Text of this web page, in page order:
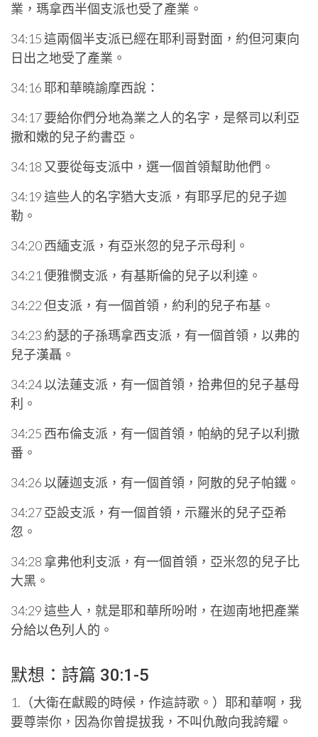
業，瑪拿西半個支派也受了產業。
34:15 這兩個半支派已經在耶利哥對面，約但河東向
日出之地受了產業。
34:16 耶和華曉諭摩西說：
34:17 要給你們分地為業之人的名字，是祭司以利亞
撒和嫩的兒子約書亞。
34:18 又要從每支派中，選一個首領幫助他們。
34:19 這些人的名字猶大支派，有耶孚尼的兒子迦
勒。
34:20 西緬支派，有亞米忽的兒子示母利。
34:21 便雅憫支派，有基斯倫的兒子以利達。
34:22 但支派，有一個首領，約利的兒子布基。
34:23 約瑟的子孫瑪拿西支派，有一個首領，以弗的
兒子漢聶。
34:24 以法蓮支派，有一個首領，拾弗但的兒子基母
利。
34:25 西布倫支派，有一個首領，帕納的兒子以利撒
番。
34:26 以薩迦支派，有一個首領，阿散的兒子帕鐵。
34:27 亞設支派，有一個首領，示羅米的兒子亞希
忽。
34:28 拿弗他利支派，有一個首領，亞米忽的兒子比
大黑。
34:29 這些人，就是耶和華所吩咐，在迦南地把產業
分給以色列人的。
默想：詩篇 30:1-5
1.（大衛在獻殿的時候，作這詩歌。）耶和華啊，我
要尊崇你，因為你曾提拔我，不叫仇敵向我誇耀。